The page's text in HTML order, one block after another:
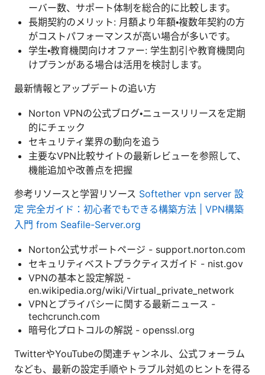
ーバー数、サポート体制を総合的に比較します。
長期契約のメリット: 月額より年額・複数年契約の方
がコストパフォーマンスが高い場合が多いです。
学生・教育機関向けオファー: 学生割引や教育機関向
けプランがある場合は活用を検討します。
最新情報とアップデートの追い方
Norton VPNの公式ブログ・ニュースリリースを定期
的にチェック
セキュリティ業界の動向を追う
主要なVPN比較サイトの最新レビューを参照して、
機能追加や改善点を把握
参考リソースと学習リソース Softether vpn server 設
定 完全ガイド：初心者でもできる構築方法 | VPN構築
入門 from Seafile-Server.org
Norton公式サポートページ - support.norton.com
セキュリティベストプラクティスガイド - nist.gov
VPNの基本と設定解説 -
en.wikipedia.org/wiki/Virtual_private_network
VPNとプライバシーに関する最新ニュース -
techcrunch.com
暗号化プロトコルの解説 - openssl.org
TwitterやYouTubeの関連チャンネル、公式フォーラム
なども、最新の設定手順やトラブル対処のヒントを得る